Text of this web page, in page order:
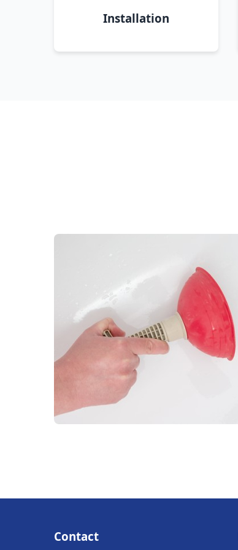
Installation
Contact